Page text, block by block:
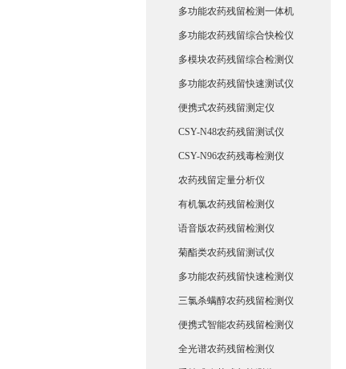
多功能农药残留检测一体机
多功能农药残留综合快检仪
多模块农药残留综合检测仪
多功能农药残留快速测试仪
便携式农药残留测定仪
CSY-N48农药残留测试仪
CSY-N96农药残毒检测仪
农药残留定量分析仪
有机氯农药残留检测仪
语音版农药残留检测仪
菊酯类农药残留测试仪
多功能农药残留快速检测仪
三氯杀螨醇农药残留检测仪
便携式智能农药残留检测仪
全光谱农药残留检测仪